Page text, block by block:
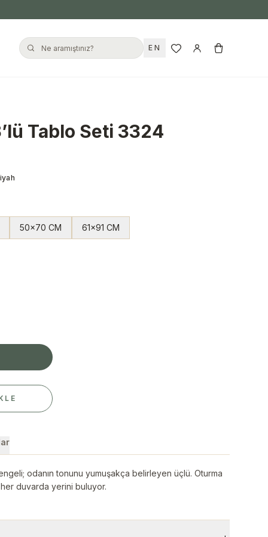
EN
Tablo Seti 3324
50x70 CM 61x91 CM
odanın tonunu yumuşakça belirleyen üçlü. Oturma
duvarda yerini buluyor.